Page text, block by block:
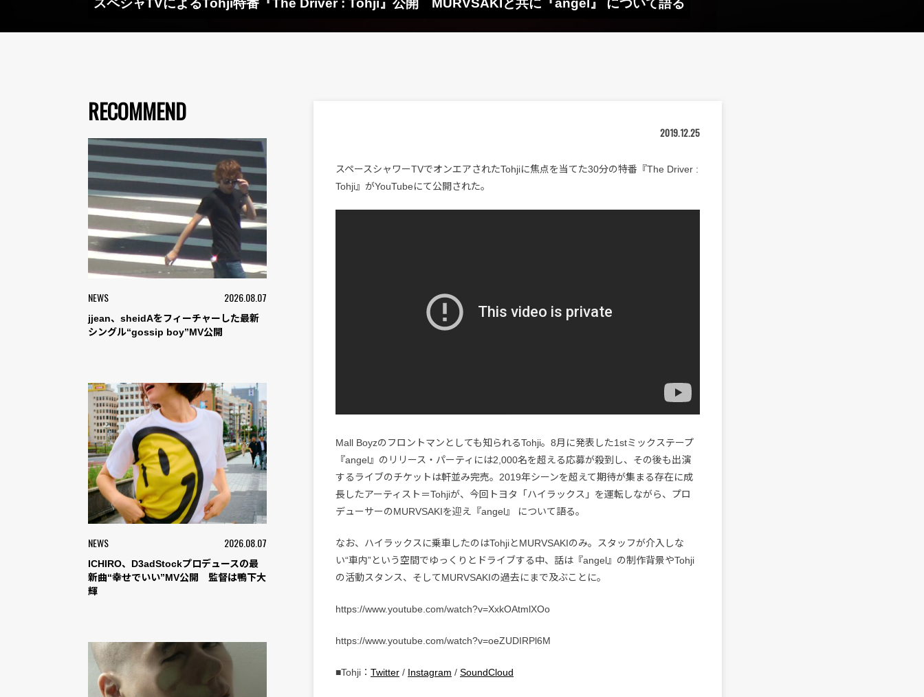
スペシャTVによるTohji特番『The Driver : Tohji』公開 MURVSAKIと共に『angel』 について語る
RECOMMEND
NEWS 2026.08.07
jjean、sheidAをフィーチャーした最新
シングル“gossip boy”MV公開
NEWS 2026.08.07
ICHIRO、D3adStockプロデュースの最
新曲“幸せでいい”MV公開 監督は鴨下大
輝
2019.12.25
スペースシャワーTVでオンエアされたTohjiに焦点を当てた30分の特番『The Driver :
Tohji』がYouTubeにて公開された。
Mall Boyzのフロントマンとしても知られるTohji。8月に発表した1stミックステープ
『angel』のリリース・パーティには2,000名を超える応募が殺到し、その後も出演
するライブのチケットは軒並み完売。2019年シーンを超えて期待が集まる存在に成
長したアーティスト＝Tohjiが、今回トヨタ「ハイラックス」を運転しながら、プロ
デューサーのMURVSAKIを迎え『angel』 について語る。
なお、ハイラックスに乗車したのはTohjiとMURVSAKIのみ。スタッフが介入しな
い“車内”という空間でゆっくりとドライブする中、話は『angel』の制作背景やTohji
の活動スタンス、そしてMURVSAKIの過去にまで及ぶことに。
https://www.youtube.com/watch?v=XxkOAtmlXOo
https://www.youtube.com/watch?v=oeZUDIRPl6M
■Tohji： Twitter / Instagram / SoundCloud